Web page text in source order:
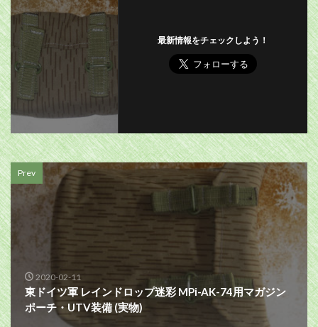
最新情報をチェックしよう！
Prev
2020-02-11
東ドイツ軍 レインドロップ迷彩 MPi-AK-74用マガジン
ポーチ・UTV装備 (実物)